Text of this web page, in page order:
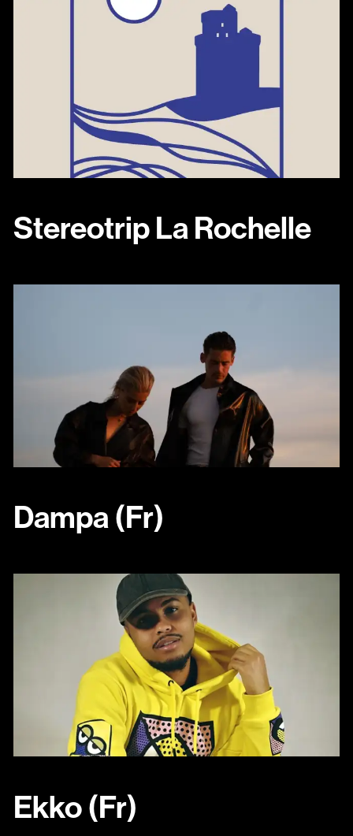
Stereotrip La Rochelle
Dampa (Fr)
Ekko (Fr)